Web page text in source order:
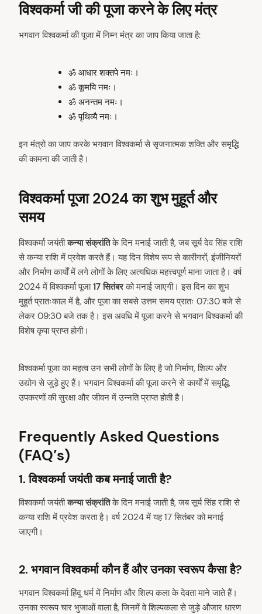
विश्वकर्माजी की पूजा करने के लिए मंत्र
भगवान विश्वकर्मा की पूजा में निम्न मंत्र का जाप किया जाता है:
ॐ आधार शक्तपे नमः।
ॐ कूमयि नमः।
ॐ अनन्तम नमः।
ॐ पृथिव्यै नमः।
इन मंत्रो का जाप करके भगवान विश्वकर्मा से सृजनात्मक शक्ति और समृद्धि
की कामना की जाती है।
विश्वकर्मा पूजा 2024 का शुभ मुहूर्त और
समय
विश्वकर्मा जयंतीकन्या संक्रांतिके दिन मनाई जाती है, जब सूर्य देव सिंह राशि
से कन्या राशि में प्रवेश करते हैं। यह दिन विशेष रूप से कारीगरों, इंजीनियरों
और निर्माण कार्यों में लगे लोगों के लिए अत्यधिक महत्त्वपूर्ण माना जाता है। वर्ष
2024 में विश्वकर्मा पूजा17 सितंबरको मनाई जाएगी। इस दिन का शुभ
मुहूर्त प्रातःकाल में है, और पूजा का सबसे उत्तम समय प्रातः 07:30 बजे से
लेकर 09:30 बजे तक है। इस अवधि में पूजा करने से भगवान विश्वकर्मा की
विशेष कृपा प्राप्त होगी।
विश्वकर्मा पूजा का महत्व उन सभी लोगों के लिए है जो निर्माण, शिल्प और
उद्योग से जुड़े हुए हैं। भगवान विश्वकर्मा की पूजा करने से कार्यों में समृद्धि,
उपकरणों की सुरक्षा और जीवन में उन्नति प्राप्त होती है।
Frequently Asked Questions
(FAQ’s)
1.विश्वकर्मा जयंती कब मनाई जाती है?
विश्वकर्मा जयंतीकन्या संक्रांतिके दिन मनाई जाती है, जब सूर्य सिंह राशि से
कन्या राशि में प्रवेश करता है। वर्ष 2024 में यह 17 सितंबर को मनाई
जाएगी।
2. भगवान विश्वकर्मा कौन हैं और उनका स्वरूप कैसा है?
भगवान विश्वकर्मा हिंदू धर्म में निर्माण और शिल्प कला के देवता माने जाते हैं।
उनका स्वरूप चार भुजाओं वाला है, जिनमें वे शिल्पकला से जुड़े औजार धारण